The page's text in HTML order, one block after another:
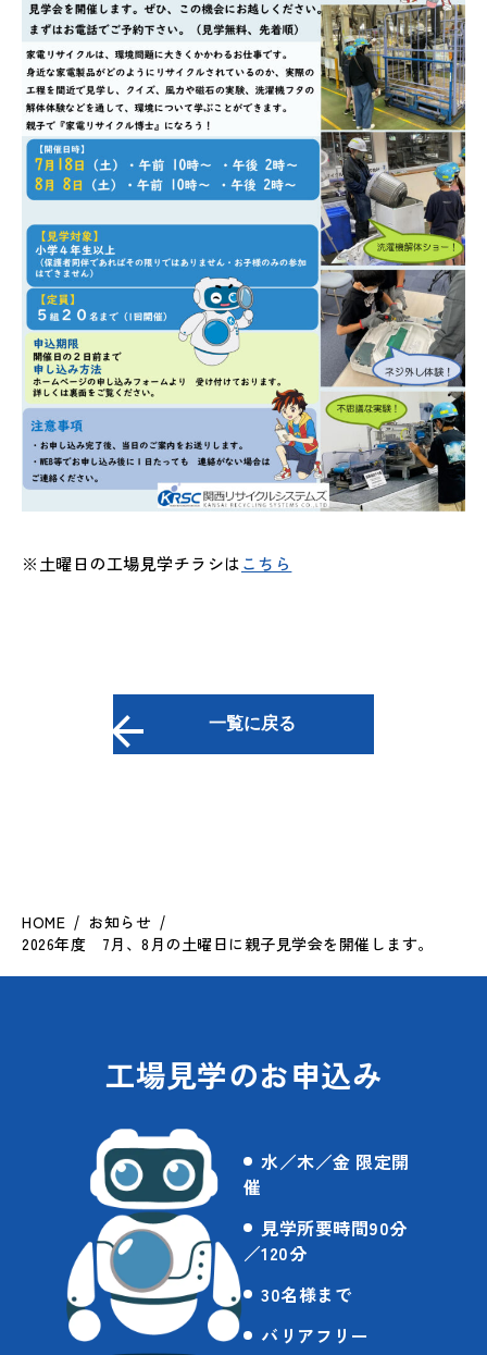
※土曜日の工場見学チラシはこちら
一覧に戻る
HOME
お知らせ
2026年度 7月、8月の土曜日に親子見学会を開催します。
工場見学のお申込み
水／木／金 限定開
催
見学所要時間90分
／120分
30名様まで
バリアフリー